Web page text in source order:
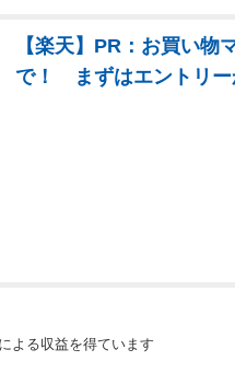
【楽天】PR：お買い物
で！ まずはエントリー
よる収益を得ています